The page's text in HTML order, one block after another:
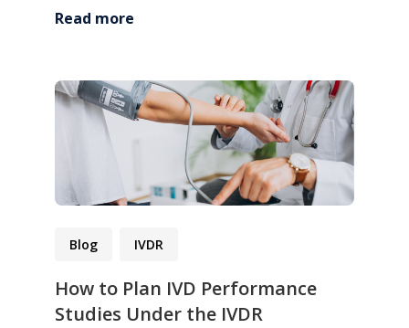
Read more
Blog IVDR
How to Plan IVD Performance
Studies Under the IVDR